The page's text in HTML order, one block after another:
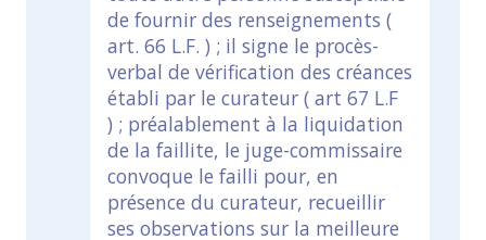
de fournir des renseignements (
art. 66 L.F. ) ; il signe le procès-
verbal de vérification des créances
établi par le curateur ( art 67 L.F
) ; préalablement à la liquidation
de la faillite, le juge-commissaire
convoque le failli pour, en
présence du curateur, recueillir
ses observations sur la meilleure